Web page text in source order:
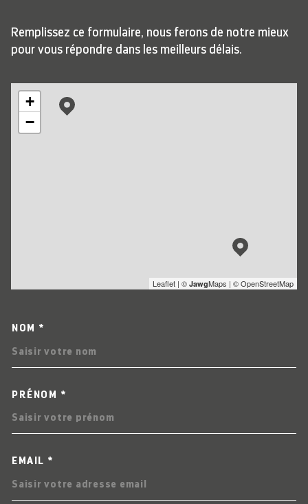
Remplissez ce formulaire, nous ferons de notre mieux
pour vous répondre dans les meilleurs délais.
+
−
Leaflet | © JawgMaps | © OpenStreetMap
NOM *
PRÉNOM *
EMAIL *